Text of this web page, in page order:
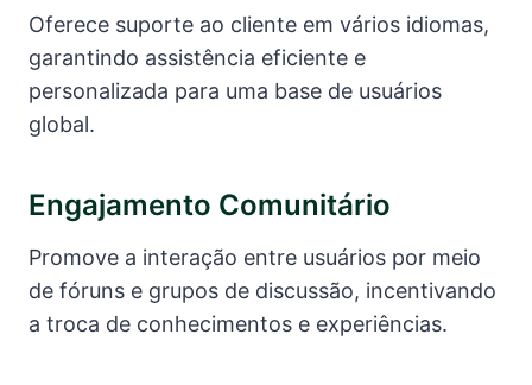
Oferece suporte ao cliente em vários idiomas,
garantindo assistência eficiente e
personalizada para uma base de usuários
global.
Engajamento Comunitário
Promove a interação entre usuários por meio
de fóruns e grupos de discussão, incentivando
a troca de conhecimentos e experiências.